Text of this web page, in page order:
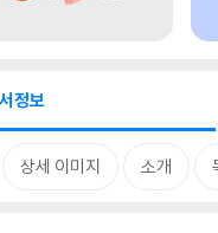
정보
상세 이미지 소개